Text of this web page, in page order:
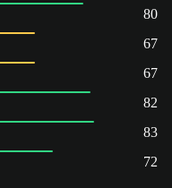
80
67
67
82
83
72